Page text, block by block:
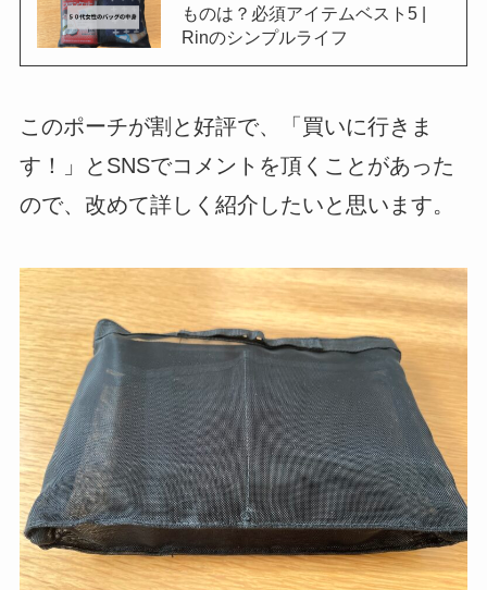
ものは？必須アイテムベスト5 |
Rinのシンプルライフ
このポーチが割と好評で、「買いに行きま
す！」とSNSでコメントを頂くことがあった
ので、改めて詳しく紹介したいと思います。